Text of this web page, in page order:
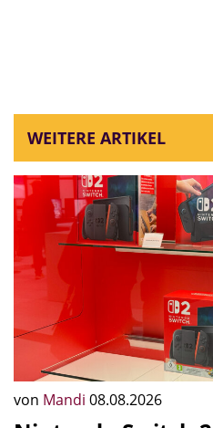
WEITERE ARTIKEL
von Mandi 08.08.2026